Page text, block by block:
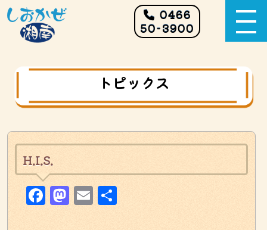
0466
50-3900
トピックス
H.I.S.
Facebook
Mastodon
Email